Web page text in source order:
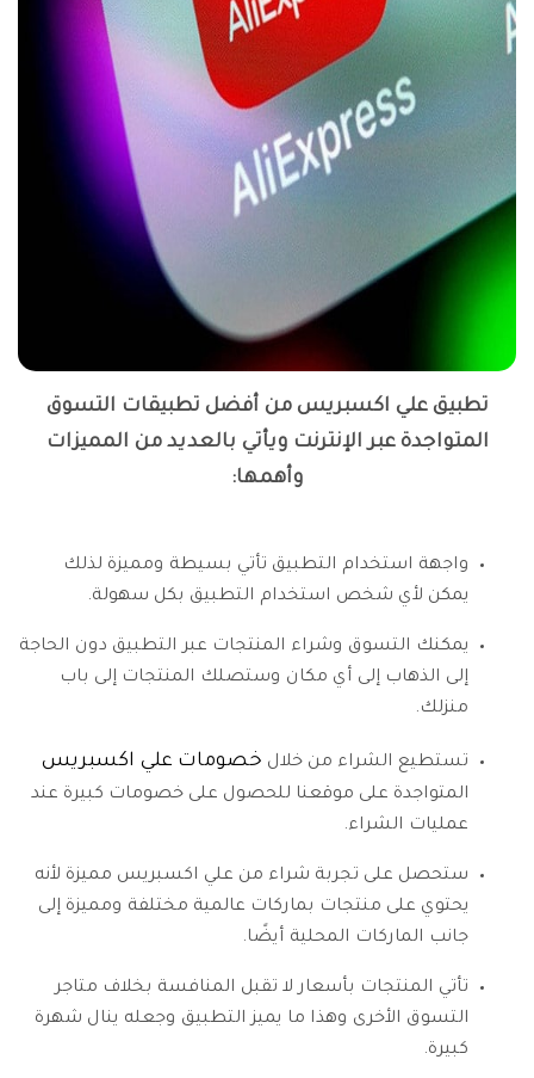
تطبيق علي اكسبريس من أفضل تطبيقات التسوق
المتواجدة عبر الإنترنت ويأتي بالعديد من المميزات
وأهمها:
واجهة استخدام التطبيق تأتي بسيطة ومميزة لذلك
يمكن لأي شخص استخدام التطبيق بكل سهولة.
يمكنك التسوق وشراء المنتجات عبر التطبيق دون الحاجة
إلى الذهاب إلى أي مكان وستصلك المنتجات إلى باب
منزلك.
تستطيع الشراء من خلال خصومات علي اكسبريس
المتواجدة على موقعنا للحصول على خصومات كبيرة عند
عمليات الشراء.
ستحصل على تجربة شراء من علي اكسبريس مميزة لأنه
يحتوي على منتجات بماركات عالمية مختلفة ومميزة إلى
جانب الماركات المحلية أيضًا.
تأتي المنتجات بأسعار لا تقبل المنافسة بخلاف متاجر
التسوق الأخرى وهذا ما يميز التطبيق وجعله ينال شهرة
كبيرة.